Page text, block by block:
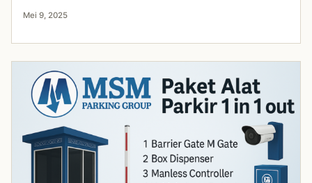
Mei 9, 2025